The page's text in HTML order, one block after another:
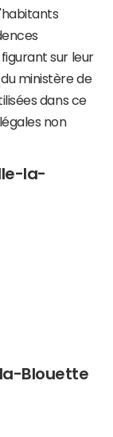
sur leur
ministère de
dans ce
non
la-
la-Blouette